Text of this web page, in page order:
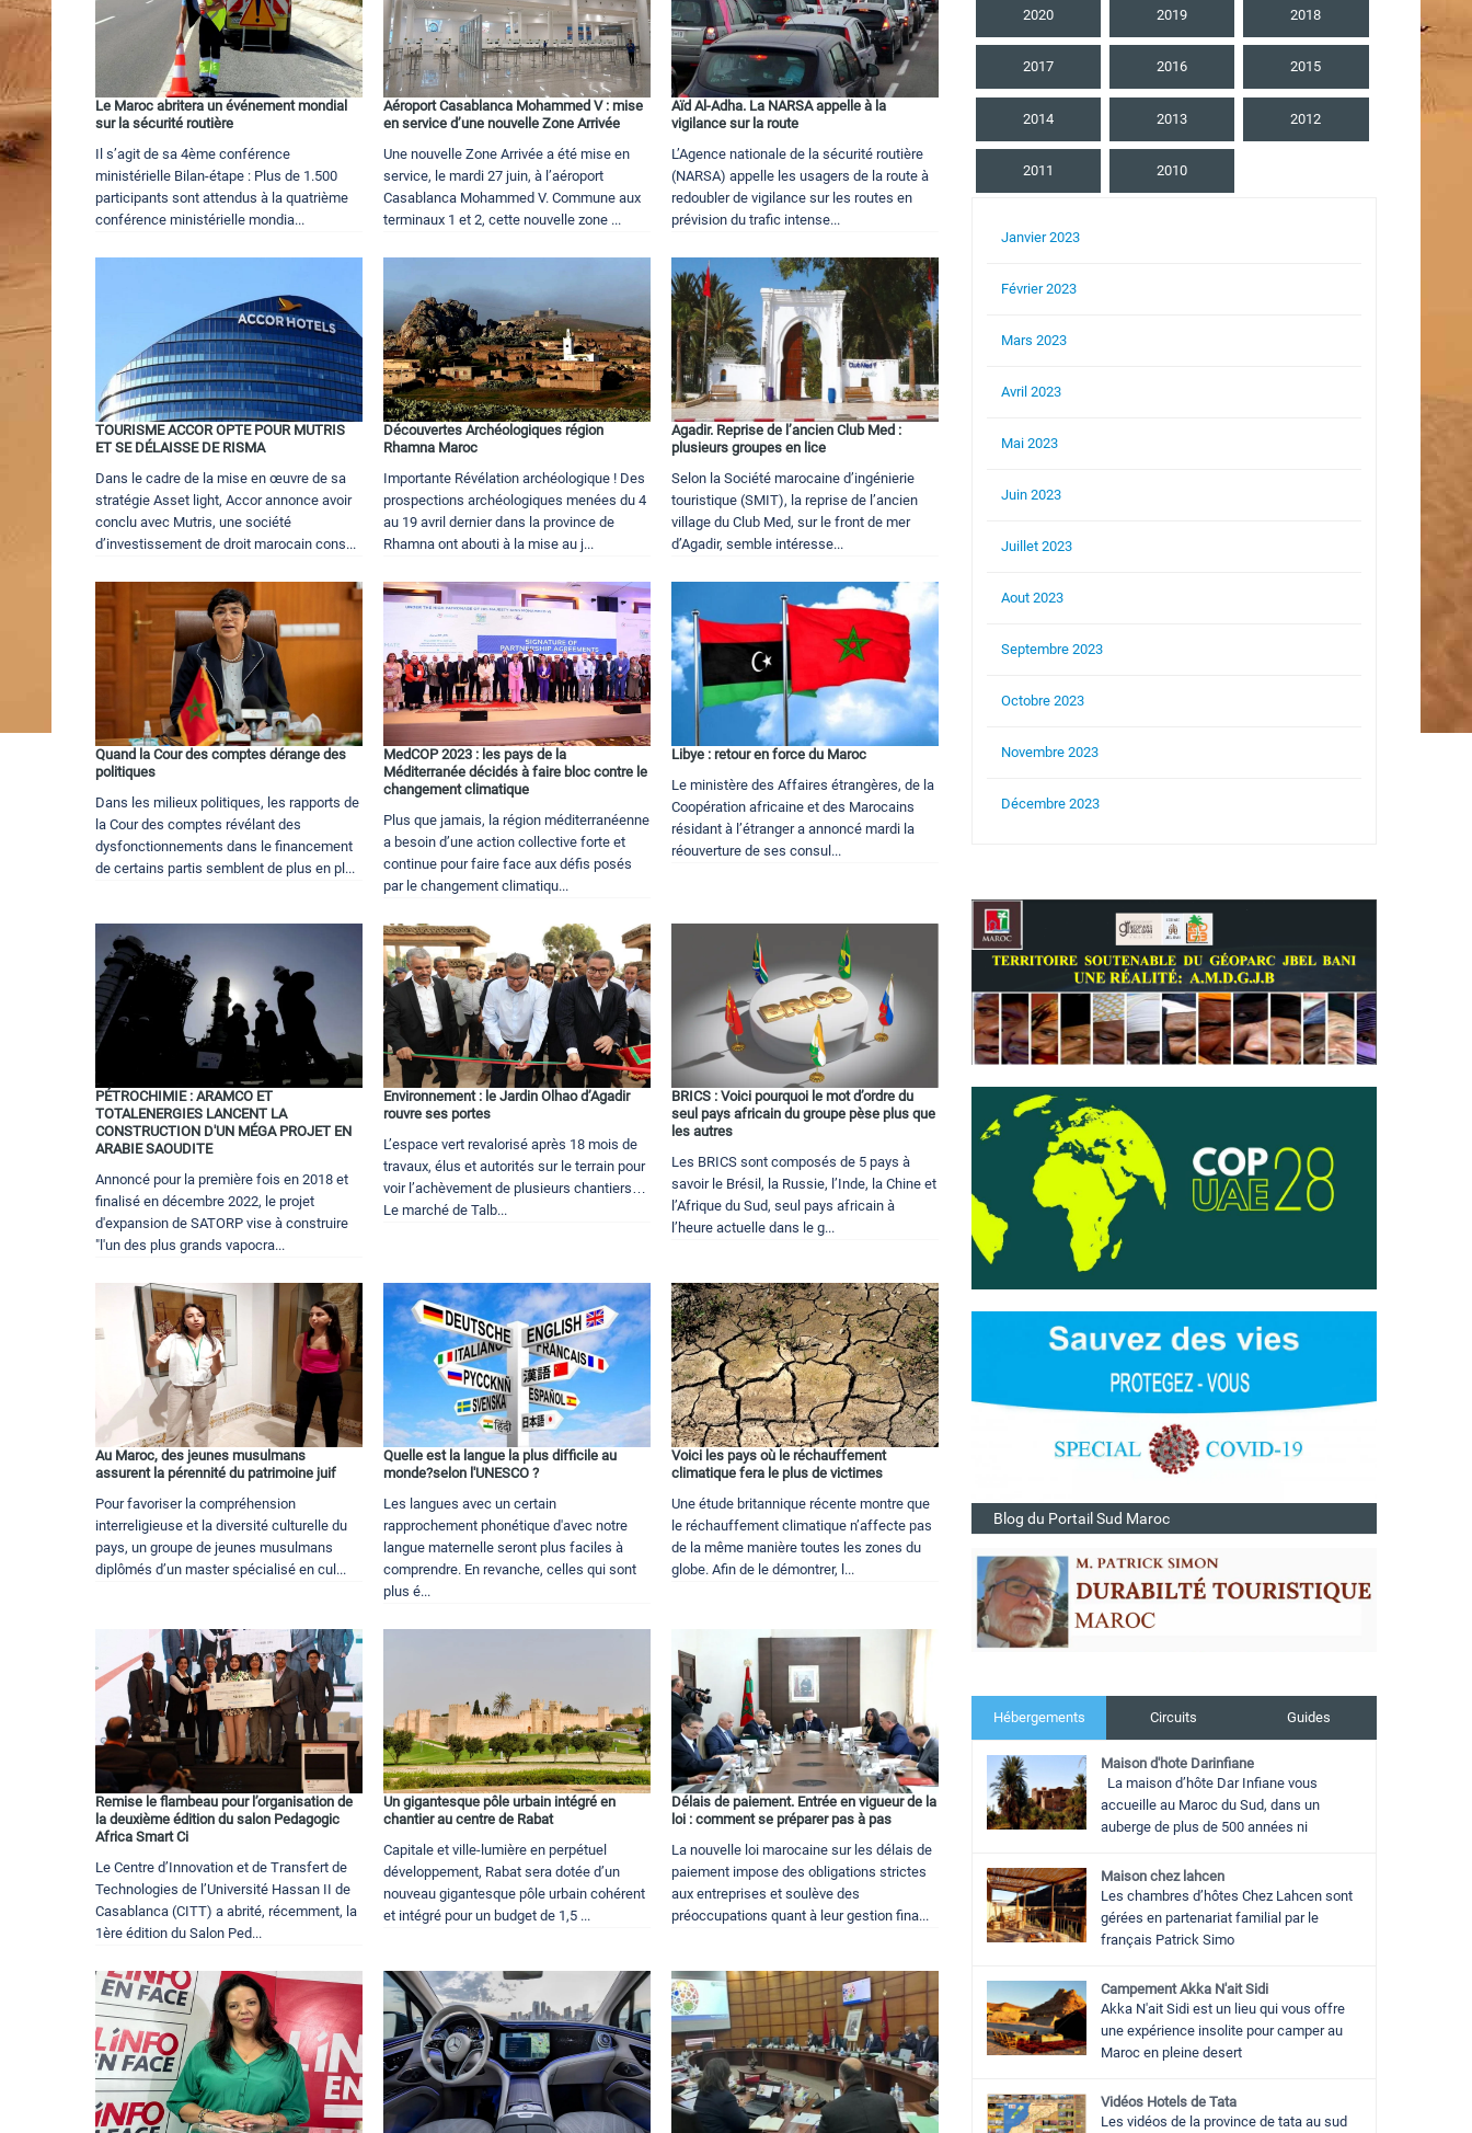
Le Maroc abritera un événement mondial
sur la sécurité routière
Il s’agit de sa 4ème conférence
ministérielle Bilan-étape : Plus de 1.500
participants sont attendus à la quatrième
conférence ministérielle mondia...
Aéroport Casablanca Mohammed V : mise
en service d’une nouvelle Zone Arrivée
Une nouvelle Zone Arrivée a été mise en
service, le mardi 27 juin, à l’aéroport
Casablanca Mohammed V. Commune aux
terminaux 1 et 2, cette nouvelle zone ...
Aïd Al-Adha. La NARSA appelle à la
vigilance sur la route
L’Agence nationale de la sécurité routière
(NARSA) appelle les usagers de la route à
redoubler de vigilance sur les routes en
prévision du trafic intense...
TOURISME ACCOR OPTE POUR MUTRIS
ET SE DÉLAISSE DE RISMA
Dans le cadre de la mise en œuvre de sa
stratégie Asset light, Accor annonce avoir
conclu avec Mutris, une société
d’investissement de droit marocain cons...
Découvertes Archéologiques région
Rhamna Maroc
Importante Révélation archéologique ! Des
prospections archéologiques menées du 4
au 19 avril dernier dans la province de
Rhamna ont abouti à la mise au j...
Agadir. Reprise de l’ancien Club Med :
plusieurs groupes en lice
Selon la Société marocaine d’ingénierie
touristique (SMIT), la reprise de l’ancien
village du Club Med, sur le front de mer
d’Agadir, semble intéresse...
Quand la Cour des comptes dérange des
politiques
Dans les milieux politiques, les rapports de
la Cour des comptes révélant des
dysfonctionnements dans le financement
de certains partis semblent de plus en pl...
MedCOP 2023 : les pays de la
Méditerranée décidés à faire bloc contre le
changement climatique
Plus que jamais, la région méditerranéenne
a besoin d’une action collective forte et
continue pour faire face aux défis posés
par le changement climatiqu...
Libye : retour en force du Maroc
Le ministère des Affaires étrangères, de la
Coopération africaine et des Marocains
résidant à l’étranger a annoncé mardi la
réouverture de ses consul...
PÉTROCHIMIE : ARAMCO ET
TOTALENERGIES LANCENT LA
CONSTRUCTION D'UN MÉGA PROJET EN
ARABIE SAOUDITE
Annoncé pour la première fois en 2018 et
finalisé en décembre 2022, le projet
d'expansion de SATORP vise à construire
"l'un des plus grands vapocra...
Environnement : le Jardin Olhao d’Agadir
rouvre ses portes
L’espace vert revalorisé après 18 mois de
travaux, élus et autorités sur le terrain pour
voir l’achèvement de plusieurs chantiers…
Le marché de Talb...
BRICS : Voici pourquoi le mot d’ordre du
seul pays africain du groupe pèse plus que
les autres
Les BRICS sont composés de 5 pays à
savoir le Brésil, la Russie, l’Inde, la Chine et
l’Afrique du Sud, seul pays africain à
l’heure actuelle dans le g...
Au Maroc, des jeunes musulmans
assurent la pérennité du patrimoine juif
Pour favoriser la compréhension
interreligieuse et la diversité culturelle du
pays, un groupe de jeunes musulmans
diplômés d’un master spécialisé en cul...
Quelle est la langue la plus difficile au
monde?selon l'UNESCO ?
Les langues avec un certain
rapprochement phonétique d'avec notre
langue maternelle seront plus faciles à
comprendre. En revanche, celles qui sont
plus é...
Voici les pays où le réchauffement
climatique fera le plus de victimes
Une étude britannique récente montre que
le réchauffement climatique n’affecte pas
de la même manière toutes les zones du
globe. Afin de le démontrer, l...
Remise le flambeau pour l’organisation de
la deuxième édition du salon Pedagogic
Africa Smart Ci
Le Centre d’Innovation et de Transfert de
Technologies de l’Université Hassan II de
Casablanca (CITT) a abrité, récemment, la
1ère édition du Salon Ped...
Un gigantesque pôle urbain intégré en
chantier au centre de Rabat
Capitale et ville-lumière en perpétuel
développement, Rabat sera dotée d’un
nouveau gigantesque pôle urbain cohérent
et intégré pour un budget de 1,5 ...
Délais de paiement. Entrée en vigueur de la
loi : comment se préparer pas à pas
La nouvelle loi marocaine sur les délais de
paiement impose des obligations strictes
aux entreprises et soulève des
préoccupations quant à leur gestion fina...
2020 2019 2018
2017 2016 2015
2014 2013 2012
2011 2010
Janvier 2023
Février 2023
Mars 2023
Avril 2023
Mai 2023
Juin 2023
Juillet 2023
Aout 2023
Septembre 2023
Octobre 2023
Novembre 2023
Décembre 2023
Blog du Portail Sud Maroc
Hébergements Circuits Guides
Maison d'hote Darinfiane
La maison d’hôte Dar Infiane vous
accueille au Maroc du Sud, dans un
auberge de plus de 500 années ni
Maison chez lahcen
Les chambres d’hôtes Chez Lahcen sont
gérées en partenariat familial par le
français Patrick Simo
Campement Akka N'ait Sidi
Akka N'ait Sidi est un lieu qui vous offre
une expérience insolite pour camper au
Maroc en pleine desert
Vidéos Hotels de Tata
Les vidéos de la province de tata au sud